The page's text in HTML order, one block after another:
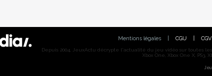
Mentions légales CGU CGV
Depuis 2004, JeuxActu décrypte l'actualité du jeu vidéo sur toutes les
Xbox One, Xbox One X, PS3,